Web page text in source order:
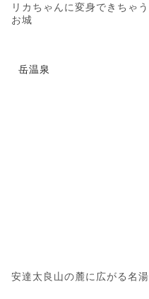
リカちゃんに変身できちゃう
お城
岳温泉
安達太良山の麓に広がる名湯